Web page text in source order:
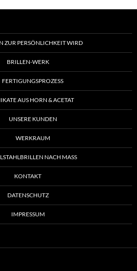
ZUR PERSÖNLICHKEIT WIRD
BRILLEN-WERK
FERTIGUNGSPROZESS
AUS HORN & ACETAT
UNSERE KUNDEN
WERKRAUM
NACH MASS
KONTAKT
DATENSCHUTZ
IMPRESSUM